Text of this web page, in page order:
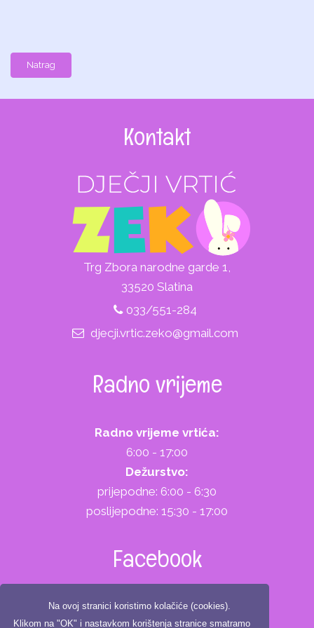
Na ovoj stranici koristimo kolačiće (cookies).
Klikom na "OK" i nastavkom korištenja stranice smatramo
Natrag
Kontakt
Trg Zbora narodne garde 1,
33520 Slatina
033/551-284
djecji.vrtic.zeko@gmail.com
Radno vrijeme
Radno vrijeme vrtića:
6:00 - 17:00
Dežurstvo:
prijepodne: 6:00 - 6:30
poslijepodne: 15:30 - 17:00
Facebook